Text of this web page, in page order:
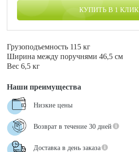
КУПИТЬ В 1 КЛИК
Грузоподъемность 115 кг
Ширина между поручнями 46,5 см
Вес 6,5 кг
Наши преимущества
Низкие цены
Возврат в течение 30 дней
Доставка в день заказа